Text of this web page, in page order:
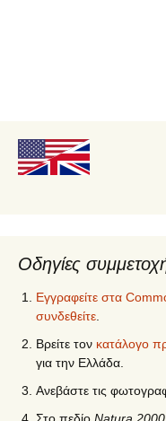
Οδηγίες
Εγγραφείτε στα
συνδεθείτε
Βρείτε τον κατάλογο
για την Ελλάδα.
Ανεβάστε τις